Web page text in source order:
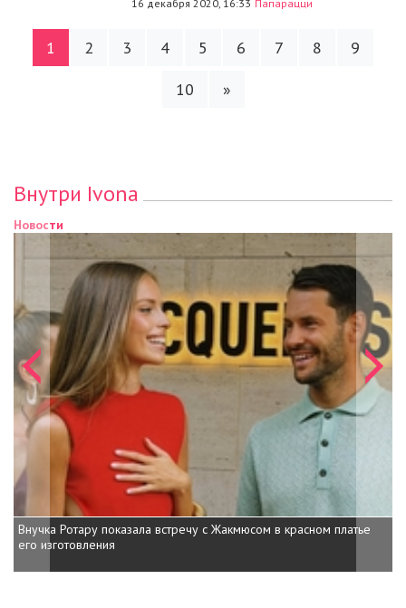
16 декабря 2020, 16:33 Папарацци
1 2 3 4 5 6 7 8
9
10
»
Внутри Ivona
Новости
Внучка Ротару показала встречу с Жакмюсом в красном платье
его изготовления
Звезда «Друзей» Мэтт Леблан